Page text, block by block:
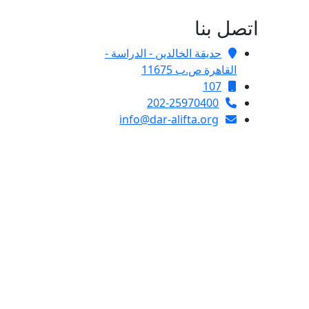
اتصل بنا
حديقة الخالدين - الدراسة -
القاهرة ص.ب 11675
107
202-25970400
info@dar-alifta.org